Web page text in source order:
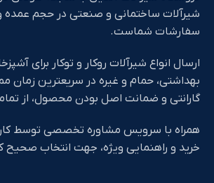
شیرآلات ساختمانی و صنعتی در حجم عمده
سفارشات شماست.
ارسال انواع شیرآلات روکار و توکار برای
بهداشتی، حمام و غیره در سریعترین زمان
گارانتی و ضمانت اصل بودن محصول، از
همراه با سرویس مشاوره تخصصی توسط
خرید و راهنمایی ویژه، جهت انتخاب صحیح